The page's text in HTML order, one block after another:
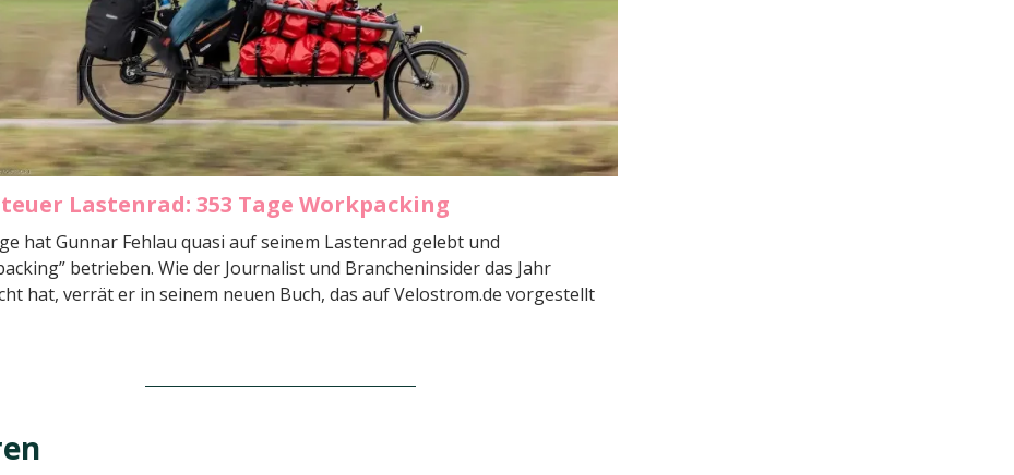
Lastenrad: 353 Tage Workpacking
hat Gunnar Fehlau quasi auf seinem Lastenrad gelebt und
betrieben. Wie der Journalist und Brancheninsider das Jahr
hat, verrät er in seinem neuen Buch, das auf Velostrom.de vorgestellt